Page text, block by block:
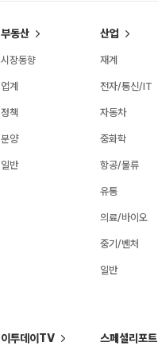
부동산
시장동향
업계
정책
분양
일반
산업
재계
전자/통신/IT
자동차
중화학
항공/물류
유통
의료/바이오
중기/벤처
일반
이투데이TV 스페셜리포트